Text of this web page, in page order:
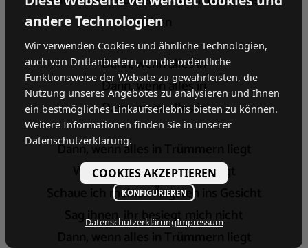
gehen
Dann, wenn alles in
Dann, wenn alles in
Dann, wenn alles in
Dann, wenn alles in Trümmern liegt
Wenn alles in Trümmern liegt
Schaue ich meinen Ängsten ins Gesicht
Sag ihnen, ihr besiegt mich nicht
andere Technologien
Wir verwenden Cookies und ähnliche Technologien,
auch von Drittanbietern, um die ordentliche
Funktionsweise der Website zu gewährleisten, die
Nutzung unseres Angebotes zu analysieren und Ihnen
ein bestmögliches Einkaufserlebnis bieten zu können.
Weitere Informationen finden Sie in unserer
Datenschutzerklärung.
COOKIES AKZEPTIEREN
KONFIGURIEREN
DatenschutzerklärungImpressum